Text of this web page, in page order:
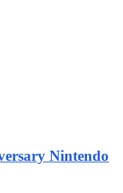
Nintendo